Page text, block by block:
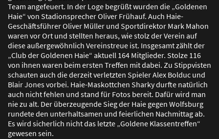
Team angefeuert. In der Loge begrüßt wurden die „Goldenen
Haie“ von Stadionsprecher Oliver Frühauf. Auch Haie-
Geschäftsführer Oliver Müller und Sportdirektor Mark Mahon
waren vor Ort und stellten heraus, wie stolz der Verein auf
diese außergewöhnlich Vereinstreue ist. Insgesamt zählt der
„Club der Goldenen Haie“ aktuell 164 Mitglieder. Stolze 116
von ihnen waren beim ersten Treffen mit dabei. Zu Stippvisten
schauten auch die derzeit verletzten Spieler Alex Bolduc und
Blair Jones vorbei. Haie-Maskottchen Sharky durfte natürlich
auch nicht fehlen und stand für Fotos bereit. Dafür wird man
nie zu alt. Der überzeugende Sieg der Haie gegen Wolfsburg
rundete den unterhaltsamen und feierlichen Nachmittag ab.
Es wird sicherlich nicht das letzte „Goldene Klassentreffen“
gewesen sein.